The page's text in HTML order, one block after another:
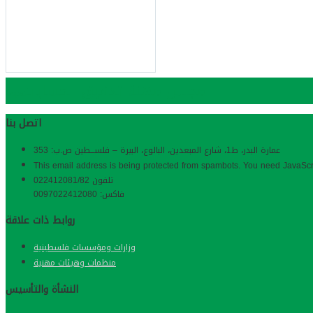
اتصل بنا
عمارة البدر، ط1، شارع المبعدین، البالوع، البیرة – فلســـطین ص.ب: 353
This email address is being protected from spambots. You need
تلفون 022412081/82
فاكس: 0097022412080
روابط ذات علاقة
وزارات ومؤسسات فلسطينية
منظمات وهيئات مهنية
النشأة والتأسيس